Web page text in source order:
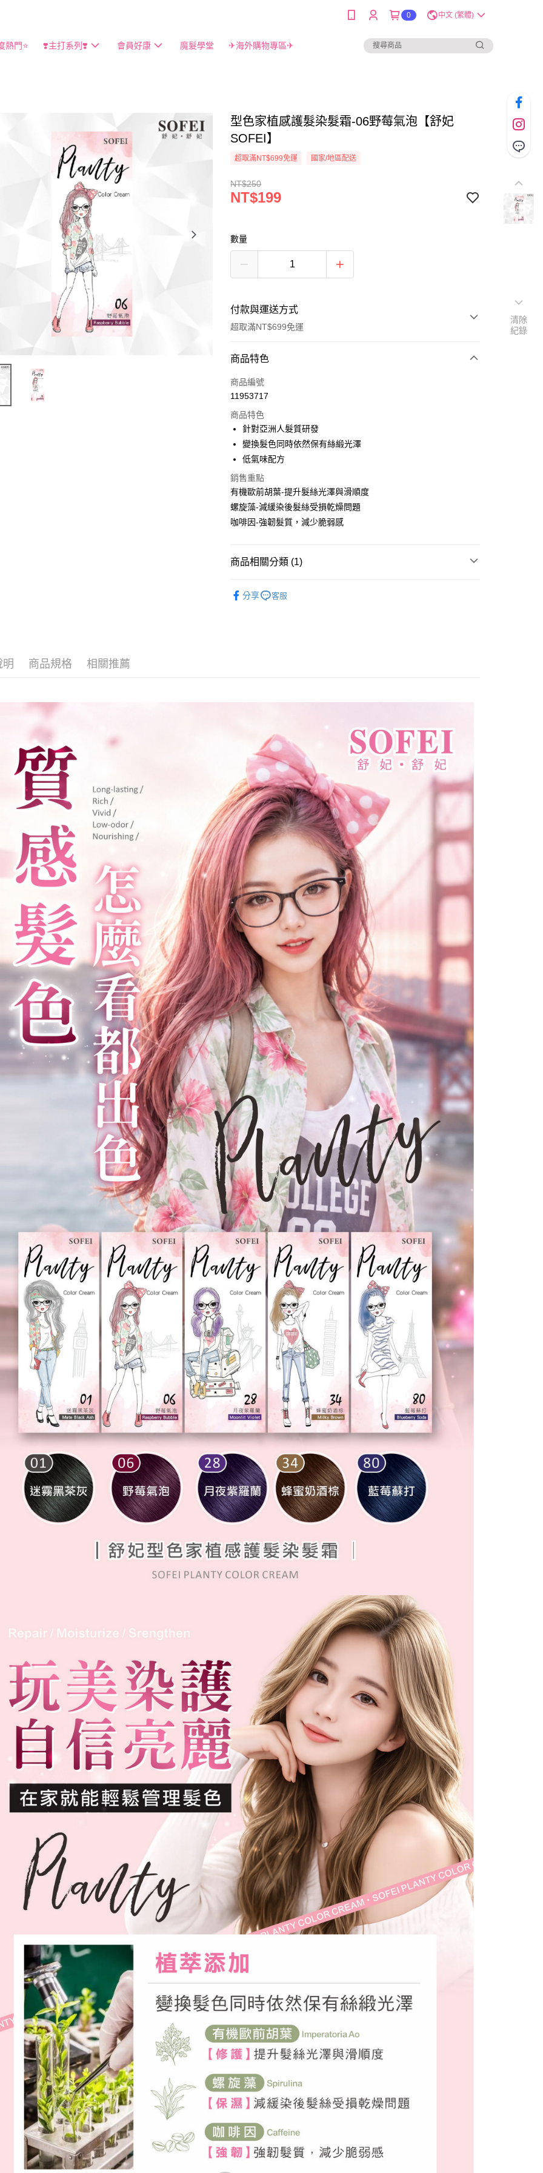
0 中文 (繁體)
熱門⭐️ ❣️主打系列❣️ 會員好康 魔髮學堂 ✈海外購物專區✈
型色家植感護髮染髮霜-06野莓氣泡【舒妃
SOFEI】
超取滿NT$699免運 國家/地區配送
NT$250
NT$199
數量
付款與運送方式
超取滿NT$699免運
付款方式
信用卡一次付款
LINE Pay
Apple Pay
悠遊付
相關說明
便利好安心！
３．安心：先確認商品／服務後，再付款。
先享後付繳納相關費用。
是否繳費成功／繳費後需取消欲退款等相關疑問，請聯繫「AFTEE先享後
付客戶支援中心」
https://netprotections.freshdesk.com/support/home
【注意事項】
１．透過由恩沛科技股份有限公司提供之「AFTEE先享後付」服務完成之
交易，需依本服務之必要範圍內提供個人資料，並將交易相關給付款項請
求債權轉讓予恩沛科技股份有限公司。
２．關於個人資料處理事宜，請瀏覽以下網址：
https://aftee.tw/terms/#terms3
３．未成年的使用者請事先徵得法定代理人或監護人之同意方可使用
「AFTEE先享後付」，若未經同意申辦者引起之損失，本公司不負相關責
任。
４．使用「AFTEE先享後付」時，將依據個別帳號之用戶狀況，依本公司
即時審查核予不同之上限額度；若仍有額度不足之情形，本公司將視審查
結果請求用戶進行身份認證。
５．嚴禁一人註冊多個帳號或使用他人資訊註冊。若發現惡意使用之情
形，恩沛科技股份有限公司將有權停止該用戶之使用額度並採取法律行
動。
運送方式
每筆NT$80，滿NT$699(含以上)免運費
7-11取貨付款
每筆NT$80，滿NT$699(含以上)免運費
付款後7-11取貨
每筆NT$80，滿NT$699(含以上)免運費
宅配
每筆NT$80，滿NT$699(含以上)免運費
免運
每筆NT$80，滿NT$699(含以上)免運費
EMS海外配送
商品特色
商品編號
11953717
商品特色
針對亞洲人髮質研發
變換髮色同時依然保有絲緞光澤
低氣味配方
銷售重點
有機歐前胡葉-提升髮絲光澤與滑順度
螺旋藻-減緩染後髮絲受損乾燥問題
咖啡因-強韌髮質，減少脆弱感
商品相關分類 (1)
分享
客服
明 商品規格 相關推薦
清除
紀錄